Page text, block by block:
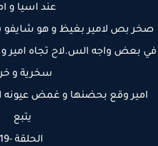
عند اسيا و
بص لامير بغيظ و هو شايفو
بعض واجه الس.لاح تجاه امير و
سخرية و خرج
وقع بحضنها و غمض عيونه
يتبع
الحلقة -19